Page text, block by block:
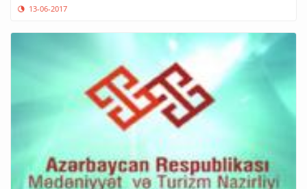
13-06-2017